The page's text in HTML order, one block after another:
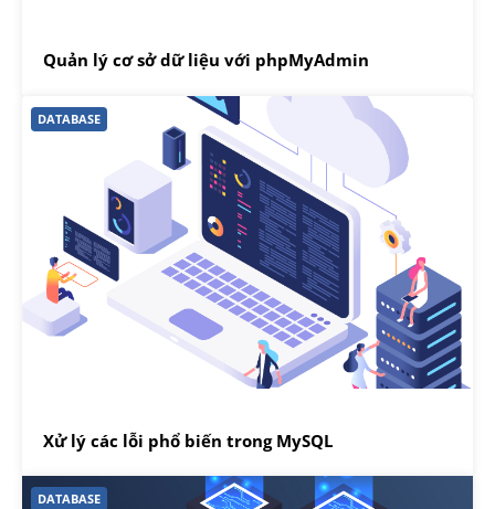
Quản lý cơ sở dữ liệu với phpMyAdmin
DATABASE
Xử lý các lỗi phổ biến trong MySQL
DATABASE